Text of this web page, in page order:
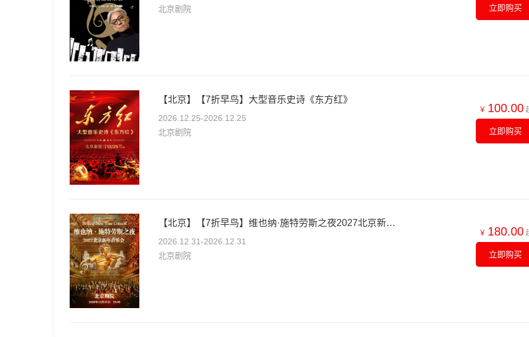
北京剧院
立即购买
【北京】【7折早鸟】大型音乐史诗《东方红》
2026.12.25-2026.12.25
北京剧院
￥ 100.00
立即购买
【北京】【7折早鸟】维也纳·施特劳斯之夜2027北京新年音乐会
2026.12.31-2026.12.31
北京剧院
￥ 180.00
立即购买